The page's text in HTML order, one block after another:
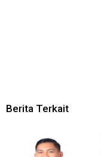
Berita Terkait